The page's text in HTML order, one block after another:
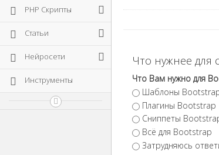
PHP Скрипты
Статьи
Нейросети
Инструменты
Что нужнее для
Что Вам нужно для
Шаблоны
Плагины Bootstrap
Сниппеты
Всё для Bootstrap
Затрудняюсь